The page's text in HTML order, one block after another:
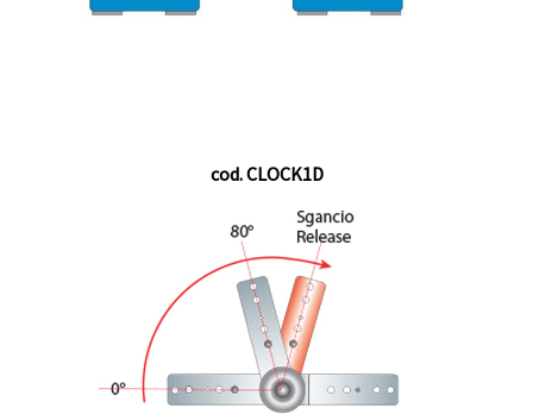
cod. CLOCK1D